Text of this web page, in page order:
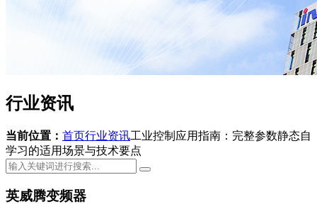
行业资讯
当前位置： 首页行业资讯工业控制应用指南：完整参数静态自
学习的适用场景与技术要点
英威腾变频器